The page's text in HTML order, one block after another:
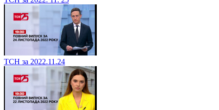
ТСН за 2022.11.24